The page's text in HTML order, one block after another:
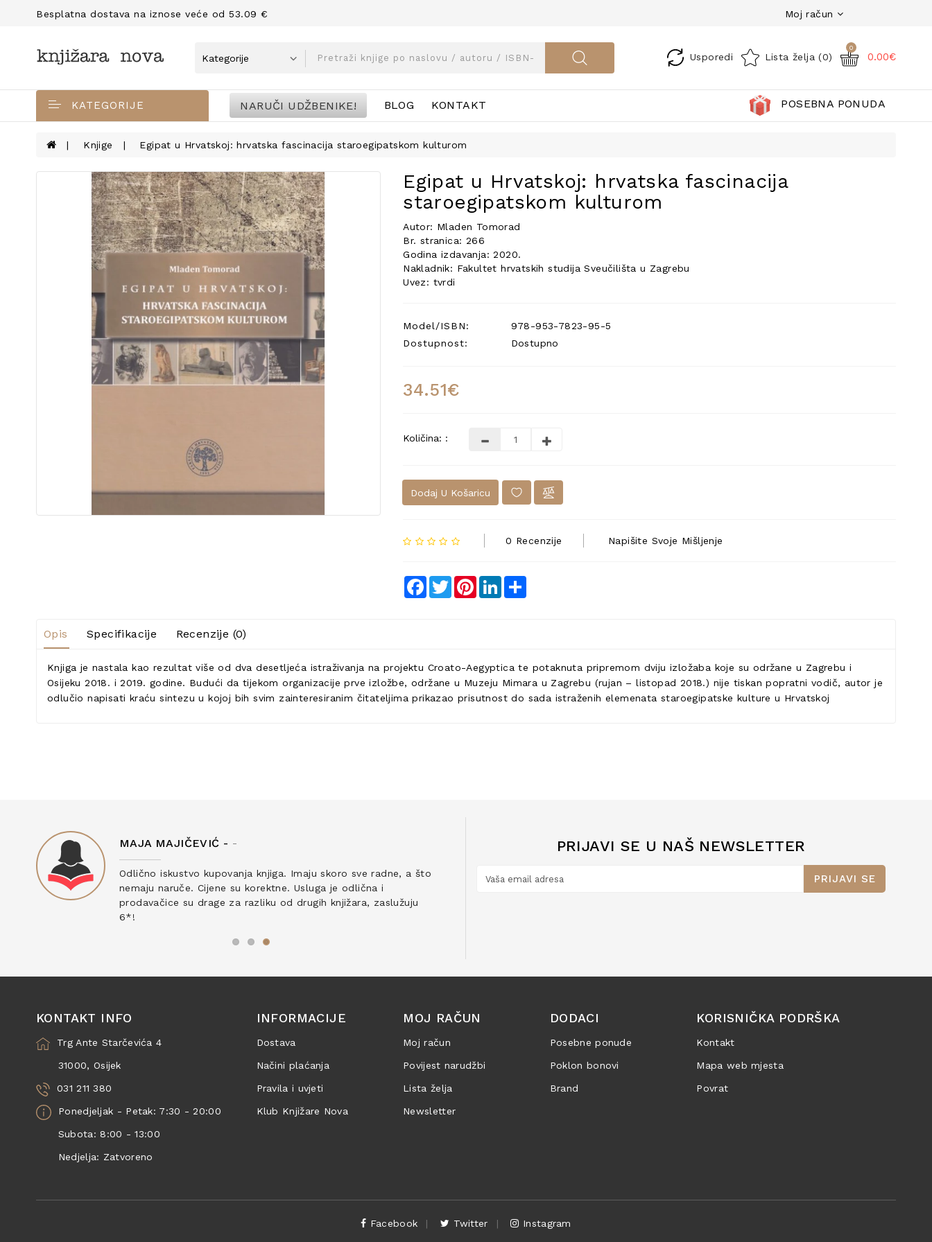
Besplatna dostava na iznose veće od 53.09 € Moj račun
Usporedi Lista želja (0)
0
0.00€
KATEGORIJE NARUČI UDŽBENIKE! BLOG KONTAKT POSEBNA PONUDA
Knjige Egipat u Hrvatskoj: hrvatska fascinacija staroegipatskom kulturom
Egipat u Hrvatskoj: hrvatska fascinacija
staroegipatskom kulturom
Autor: Mladen Tomorad
Br. stranica: 266
Godina izdavanja: 2020.
Nakladnik: Fakultet hrvatskih studija Sveučilišta u Zagrebu
Uvez: tvrdi
Model/ISBN:
978-953-7823-95-5
Dostupnost:
Dostupno
34.51€
Količina: :
Dodaj U Košaricu
0 Recenzije Napišite Svoje Mišljenje
Facebook
TwitterPinterestLinkedIn
Opis Specifikacije Recenzije (0)
Knjiga je nastala kao rezultat više od dva desetljeća istraživanja na projektu Croato-Aegyptica te potaknuta pripremom dviju izložaba koje su održane u Zagrebu i
Osijeku 2018. i 2019. godine. Budući da tijekom organizacije prve izložbe, održane u Muzeju Mimara u Zagrebu (rujan – listopad 2018.) nije tiskan popratni vodič, autor je
odlučio napisati kraću sintezu u kojoj bih svim zainteresiranim čitateljima prikazao prisutnost do sada istraženih elemenata staroegipatske kulture u Hrvatskoj
MAJA MAJIČEVIĆ - -
Odlično iskustvo kupovanja knjiga. Imaju skoro sve radne, a što
nemaju naruče. Cijene su korektne. Usluga je odlična i
prodavačice su drage za razliku od drugih knjižara, zaslužuju
6*!
PRIJAVI SE U NAŠ NEWSLETTER
PRIJAVI SE
KONTAKT INFO
Trg Ante Starčevića 4
31000, Osijek
031 211 380
Ponedjeljak - Petak: 7:30 - 20:00
Subota: 8:00 - 13:00
Nedjelja: Zatvoreno
INFORMACIJE
Dostava
Načini plaćanja
Pravila i uvjeti
Klub Knjižare Nova
MOJ RAČUN
Moj račun
Povijest narudžbi
Lista želja
Newsletter
DODACI
Posebne ponude
Poklon bonovi
Brand
KORISNIČKA PODRŠKA
Kontakt
Mapa web mjesta
Povrat
Facebook Twitter Instagram